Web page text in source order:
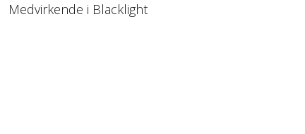
Medvirkende i Blacklight